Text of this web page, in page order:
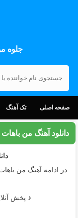
جلوه
صفحه اصلی تک آهنگ
دانلود آهنگ من
در ادامه آهنگ من
♪ پخش